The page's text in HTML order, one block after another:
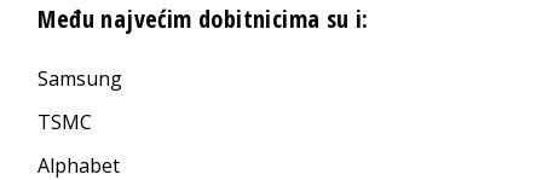
Među najvećim dobitnicima su i:
Samsung
TSMC
Alphabet